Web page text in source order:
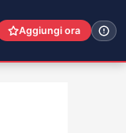
Aggiungi ora